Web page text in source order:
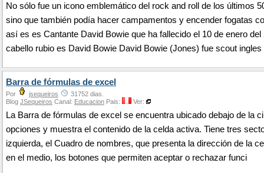
No sólo fue un icono emblemático del rock and roll de los últimos
sino que también podía hacer campamentos y encender fogatas
así es es Cantante David Bowie que ha fallecido el 10 de enero del
cabello rubio es David Bowie David Bowie (Jones) fue scout ingles
Barra de fórmulas de excel
Por jsequeiros
31752 dias.
Blog JSequeiros Canal: Educacion Pais: Ver:
La Barra de fórmulas de excel se encuentra ubicado debajo de la
opciones y muestra el contenido de la celda activa. Tiene tres
izquierda, el Cuadro de nombres, que presenta la dirección de la
en el medio, los botones que permiten aceptar o rechazar funci